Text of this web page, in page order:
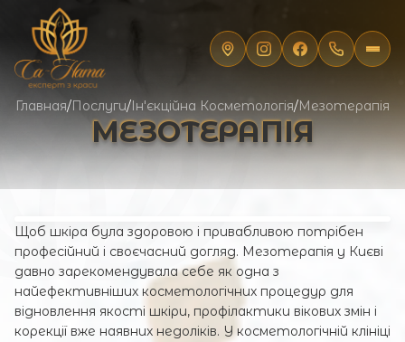
Главная/Послуги/Ін'єкційна Косметологія/Мезотерапія
МЕЗОТЕРАПІЯ
Щоб шкіра була здоровою і привабливою потрібен
професійний і своєчасний догляд. Мезотерапія у Києві
давно зарекомендувала себе як одна з
найефективніших косметологічних процедур для
відновлення якості шкіри, профілактики вікових змін і
корекції вже наявних недоліків. У косметологічній клініці